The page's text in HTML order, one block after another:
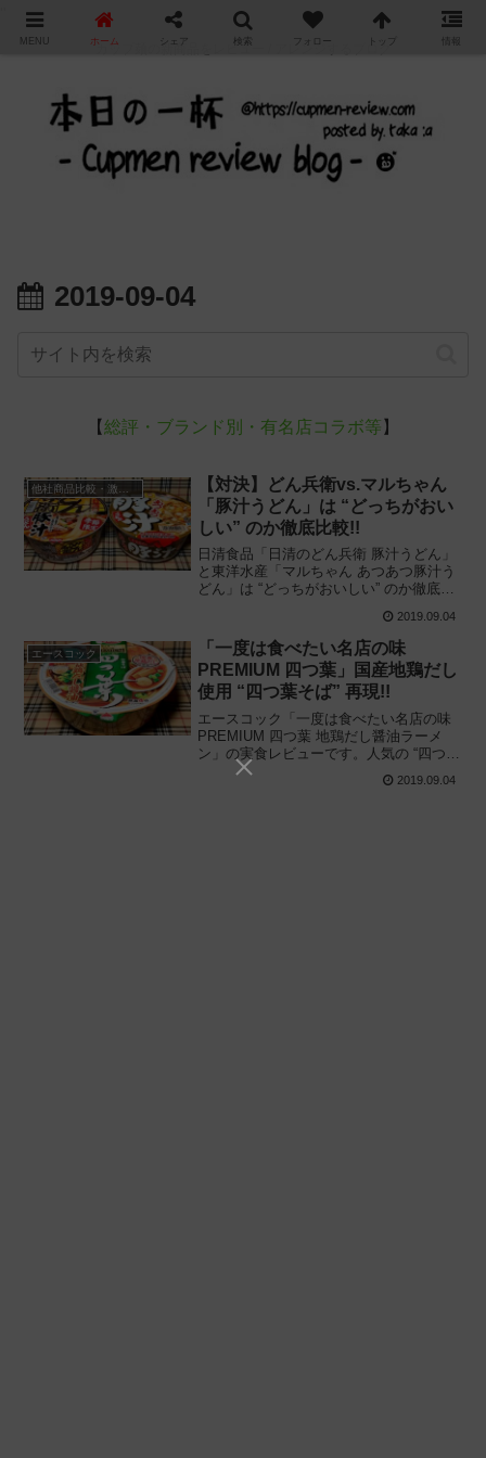
カップ麺の新商品をレビュー / アレンジするブログ
2019-09-04
【総評・ブランド別・有名店コラボ等 】
他社商品比較・激辛対決等
【対決】どん兵衛vs.マルちゃん
「豚汁うどん」は “どっちがおい
しい” のか徹底比較!!
日清食品「日清のどん兵衛 豚汁うどん」
と東洋水産「マルちゃん あつあつ豚汁う
どん」は “どっちがおいしい” のか徹底比
プ麺を同時に食べ比べ、味の違いや特徴
など、何が違うのか解説します。
2019.09.04
エースコック
「一度は食べたい名店の味
PREMIUM 四つ葉」国産地鶏だし
使用 “四つ葉そば” 再現!!
エースコック「一度は食べたい名店の味
PREMIUM 四つ葉 地鶏だし醤油ラーメ
ン」の実食レビューです。人気の “四つ葉
そば” を再現! 国産地鶏だしを使用した高
級版ご当店コラボカップラーメンを解
2019.09.04
MENU ホーム シェア 検索 フォロー トップ 情報